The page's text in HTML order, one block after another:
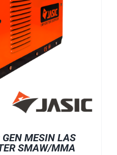
MESIN LAS
SMAW/MMA